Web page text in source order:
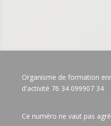
Organisme de formation
d'activité 76 34 099907 34
Ce numéro ne vaut pas